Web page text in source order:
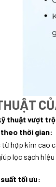
thuật vượt
theo thời gian:
hợp kim cao
lọc sạch
suất tối ưu: